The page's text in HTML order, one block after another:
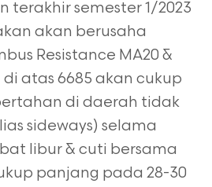
terakhir semester 1/2023
akan berusaha
Resistance MA20 &
di atas 6685 akan cukup
di daerah tidak
sideways) selama
libur & cuti bersama
panjang pada 28-30